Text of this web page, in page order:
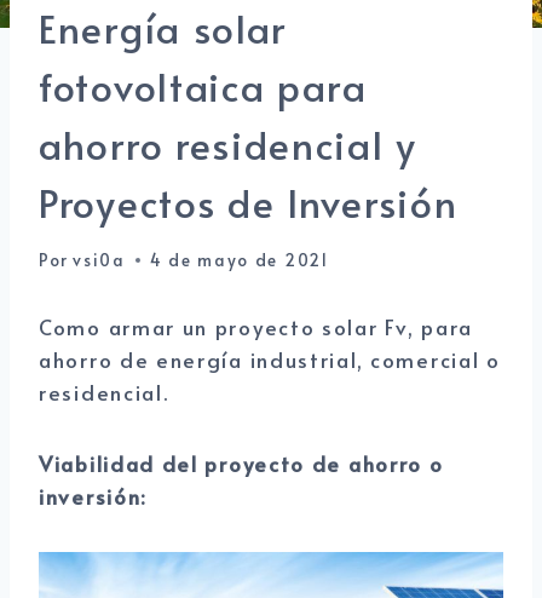
Energía solar
fotovoltaica para
ahorro residencial y
Proyectos de Inversión
Por vsi0a 4 de mayo de 2021
Como armar un proyecto solar Fv, para
ahorro de energía industrial, comercial o
residencial.
Viabilidad del proyecto de ahorro o
inversión: